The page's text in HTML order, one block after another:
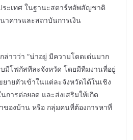
ะเทศ ในฐานะสตาร์ทอัพสัญชาติ
าคารและสถาบันการเงิน
กล่าวว่า “น่าอยู่ มีความโดดเด่นมาก
มีโฟกัสทีละจังหวัด โดยมีทีมงานที่อยู่
ยตัวเข้าในแต่ละจังหวัดได้ในเชิง
การต่อยอด และส่งเสริมให้เกิด
ของบ้าน หรือ กลุ่มคนที่ต้องการหาที่